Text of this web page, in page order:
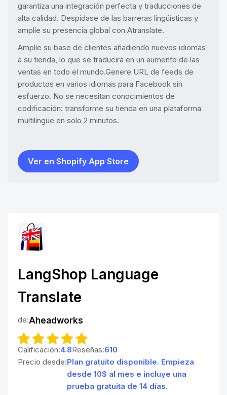
garantiza una integración perfecta y traducciones de
alta calidad. Despídase de las barreras lingüísticas y
amplíe su presencia global con Atranslate.
Amplíe su base de clientes añadiendo nuevos idiomas
a su tienda, lo que se traducirá en un aumento de las
ventas en todo el mundo.Genere URL de feeds de
productos en varios idiomas para Facebook sin
esfuerzo. No se necesitan conocimientos de
codificación: transforme su tienda en una plataforma
multilingüe en solo 2 minutos.
Ver en Shopify App Store
LangShop Language
Translate
de:Aheadworks
Calificación:4.8Reseñas:610
Precio desde:Plan gratuito disponible. Empieza
desde 10$ al mes e incluye una
prueba gratuita de 14 días.